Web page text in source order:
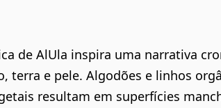
de AlUla inspira uma narrativa
terra e pele. Algodões e linhos
resultam em superfícies